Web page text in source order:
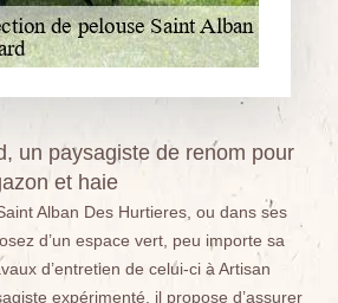
un paysagiste de renom pour
et haie
Alban Des Hurtieres, ou dans ses
d’un espace vert, peu importe sa
d’entretien de celui-ci à Artisan
expérimenté, il propose d’assurer